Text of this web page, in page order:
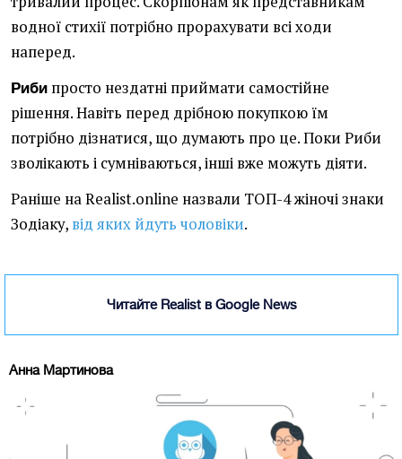
водної стихії потрібно прорахувати всі ходи
наперед.
Риби просто нездатні приймати самостійне
рішення. Навіть перед дрібною покупкою їм
потрібно дізнатися, що думають про це. Поки Риби
зволікають і сумніваються, інші вже можуть діяти.
Раніше на Realist.online назвали ТОП-4 жіночі знаки
Зодіаку, від яких йдуть чоловіки.
Читайте Realist в Google News
Анна Мартинова